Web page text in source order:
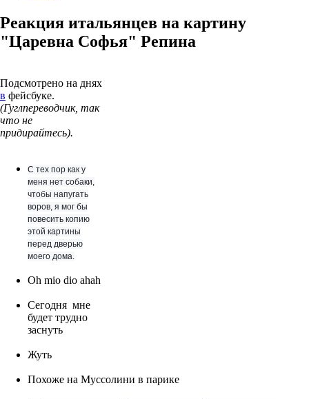
Реакция итальянцев на картину
"Царевна Софья" Репина
Подсмотрено на днях
в фейсбуке.
(Гуглпереводчик, так
что не
придирайтесь).
С тех пор как у
меня нет собаки,
чтобы напугать
воров, я мог бы
повесить копию
этой картины
перед дверью
моего дома.
Oh mio dio ahah
Сегодня мне
будет трудно
заснуть
Жуть
Похоже на Муссолини в парике